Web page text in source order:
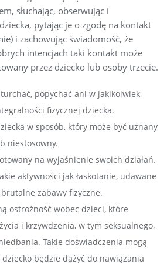
słuchając, obserwując i
pytając je o zgodę na kontakt
i zachowując świadomość, że
intencjach taki kontakt może
przez dziecko lub osoby trzecie.
popychać ani w jakikolwiek
fizycznej dziecka.
w sposób, który może być uznany
niestosowny.
na wyjaśnienie swoich działań.
aktywności jak łaskotanie, udawane
zabawy fizyczne.
ostrożność wobec dzieci, które
i krzywdzenia, w tym seksualnego,
Takie doświadczenia mogą
będzie dążyć do nawiązania